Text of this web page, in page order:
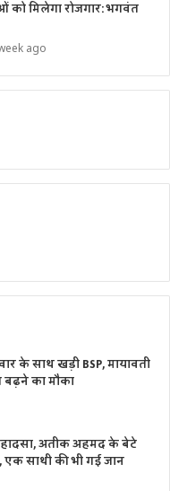
को मिलेगा रोजगार: भगवंत
ago
के साथ खड़ी BSP, मायावती
का मौका
अतीक अहमद के बेटे
साथी की भी गई जान